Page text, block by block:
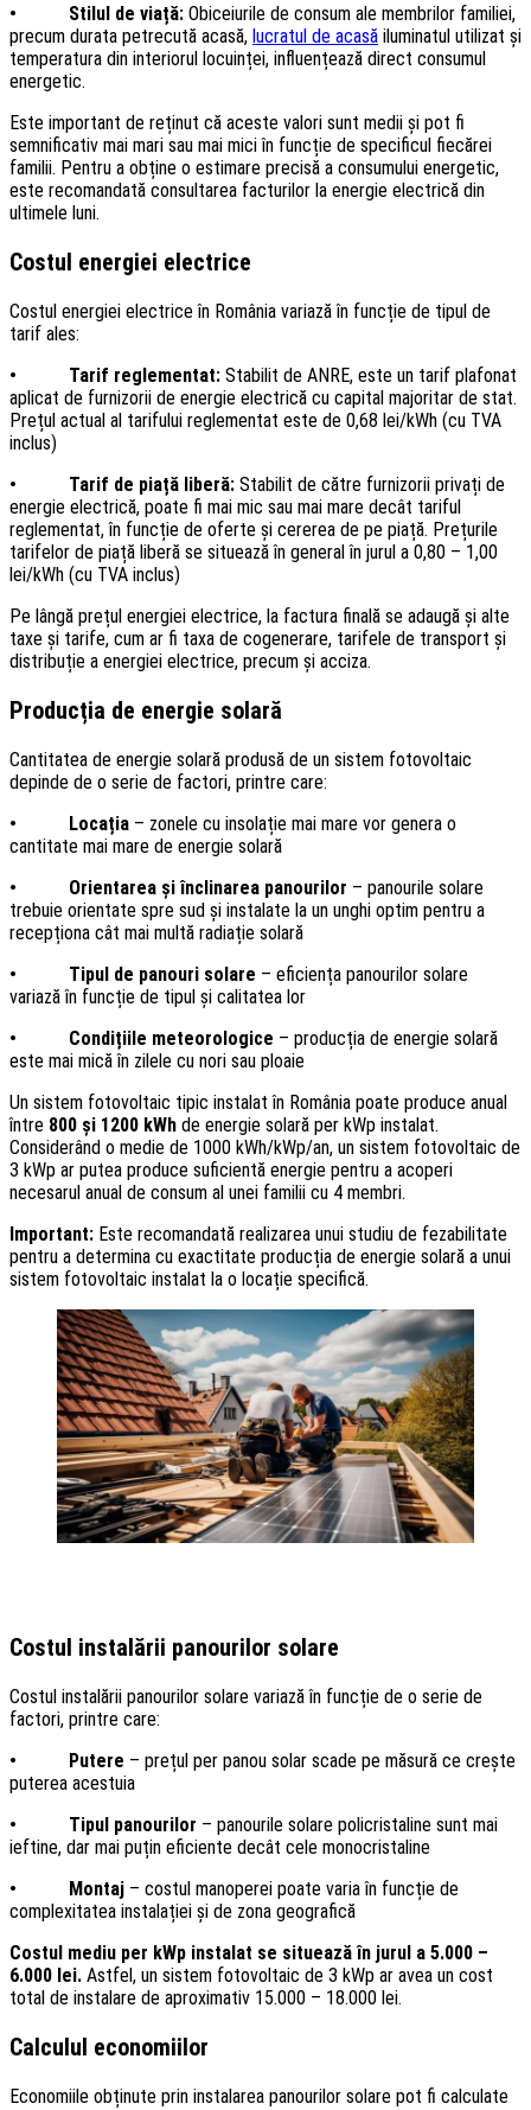
• Stilul de viață: Obiceiurile de consum ale membrilor familiei,
precum durata petrecută acasă, lucratul de acasă iluminatul utilizat și
temperatura din interiorul locuinței, influențează direct consumul
energetic.
Este important de reținut că aceste valori sunt medii și pot fi
semnificativ mai mari sau mai mici în funcție de specificul fiecărei
familii. Pentru a obține o estimare precisă a consumului energetic,
este recomandată consultarea facturilor la energie electrică din
ultimele luni.
Costul energiei electrice
Costul energiei electrice în România variază în funcție de tipul de
tarif ales:
• Tarif reglementat: Stabilit de ANRE, este un tarif plafonat
aplicat de furnizorii de energie electrică cu capital majoritar de stat.
Prețul actual al tarifului reglementat este de 0,68 lei/kWh (cu TVA
inclus)
• Tarif de piață liberă: Stabilit de către furnizorii privați de
energie electrică, poate fi mai mic sau mai mare decât tariful
reglementat, în funcție de oferte și cererea de pe piață. Prețurile
tarifelor de piață liberă se situează în general în jurul a 0,80 – 1,00
lei/kWh (cu TVA inclus)
Pe lângă prețul energiei electrice, la factura finală se adaugă și alte
taxe și tarife, cum ar fi taxa de cogenerare, tarifele de transport și
distribuție a energiei electrice, precum și acciza.
Producția de energie solară
Cantitatea de energie solară produsă de un sistem fotovoltaic
depinde de o serie de factori, printre care:
• Locația – zonele cu insolație mai mare vor genera o
cantitate mai mare de energie solară
• Orientarea și înclinarea panourilor – panourile solare
trebuie orientate spre sud și instalate la un unghi optim pentru a
recepționa cât mai multă radiație solară
• Tipul de panouri solare – eficiența panourilor solare
variază în funcție de tipul și calitatea lor
• Condițiile meteorologice – producția de energie solară
este mai mică în zilele cu nori sau ploaie
Un sistem fotovoltaic tipic instalat în România poate produce anual
între 800 și 1200 kWh de energie solară per kWp instalat.
Considerând o medie de 1000 kWh/kWp/an, un sistem fotovoltaic de
3 kWp ar putea produce suficientă energie pentru a acoperi
necesarul anual de consum al unei familii cu 4 membri.
Important: Este recomandată realizarea unui studiu de fezabilitate
pentru a determina cu exactitate producția de energie solară a unui
sistem fotovoltaic instalat la o locație specifică.
Costul instalării panourilor solare
Costul instalării panourilor solare variază în funcție de o serie de
factori, printre care:
• Putere – prețul per panou solar scade pe măsură ce crește
puterea acestuia
• Tipul panourilor – panourile solare policristaline sunt mai
ieftine, dar mai puțin eficiente decât cele monocristaline
• Montaj – costul manoperei poate varia în funcție de
complexitatea instalației și de zona geografică
Costul mediu per kWp instalat se situează în jurul a 5.000 –
6.000 lei. Astfel, un sistem fotovoltaic de 3 kWp ar avea un cost
total de instalare de aproximativ 15.000 – 18.000 lei.
Calculul economiilor
Economiile obținute prin instalarea panourilor solare pot fi calculate